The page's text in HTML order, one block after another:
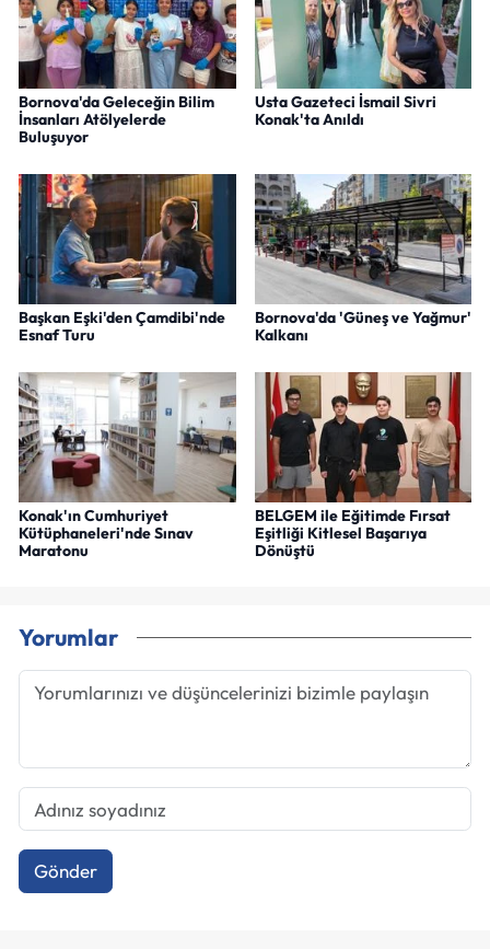
Bornova'da Geleceğin Bilim
İnsanları Atölyelerde
Buluşuyor
Usta Gazeteci İsmail Sivri
Konak'ta Anıldı
Başkan Eşki'den Çamdibi'nde
Esnaf Turu
Bornova'da 'Güneş ve Yağmur'
Kalkanı
Konak'ın Cumhuriyet
Kütüphaneleri'nde Sınav
Maratonu
BELGEM ile Eğitimde Fırsat
Eşitliği Kitlesel Başarıya
Dönüştü
Yorumlar
Gönder